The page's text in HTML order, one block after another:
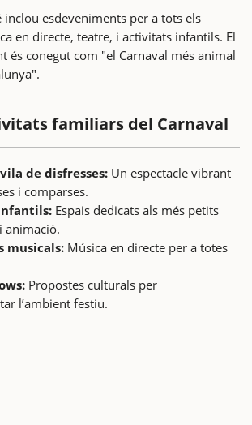
inclou esdeveniments per a tots els
en directe, teatre, i activitats infantils. El
és conegut com "el Carnaval més animal
familiars del Carnaval
de disfresses: Un espectacle vibrant
i comparses.
Espais dedicats als més petits
animació.
musicals: Música en directe per a totes
Propostes culturals per
l’ambient festiu.